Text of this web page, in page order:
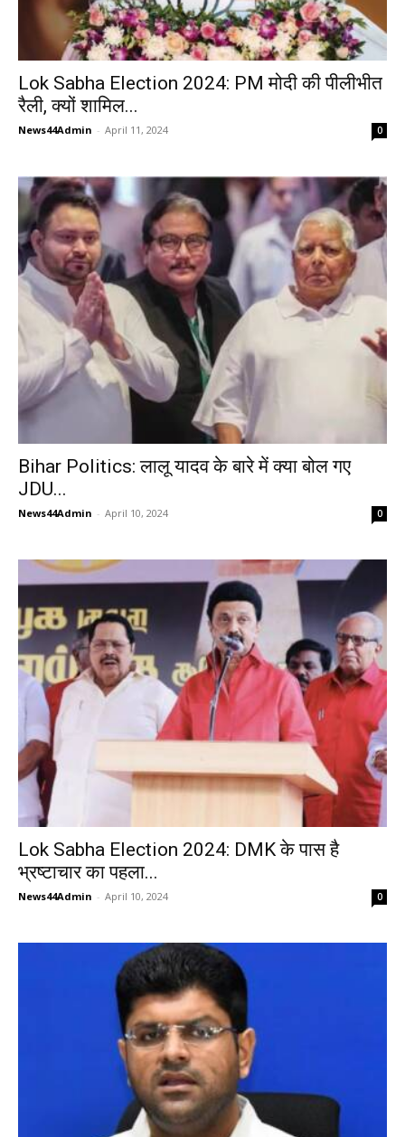
Lok Sabha Election 2024: PM मोदी की पीलीभीत
रैली, क्यों शामिल...
News44Admin - April 11, 2024 0
Bihar Politics: लालू यादव के बारे में क्या बोल गए
JDU...
News44Admin - April 10, 2024 0
Lok Sabha Election 2024: DMK के पास है
भ्रष्टाचार का पहला...
News44Admin - April 10, 2024 0